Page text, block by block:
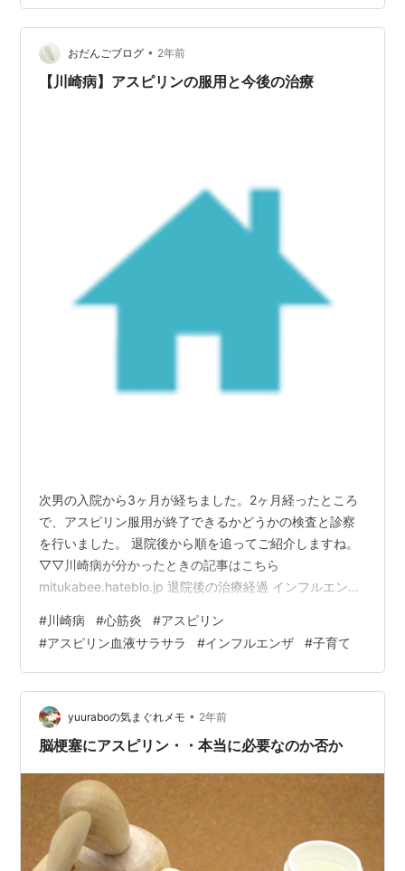
せ。 ３，下線部(2)におけるＥの生成反応名を答えよ。
４，Ｆの薬理作用を書…
おだんごブログ • 2年前
【川崎病】アスピリンの服用と今後の治療
次男の入院から3ヶ月が経ちました。2ヶ月経ったところ
で、アスピリン服用が終了できるかどうかの検査と診察
を行いました。 退院後から順を追ってご紹介しますね。
▽▽川崎病が分かったときの記事はこちら
mitukabee.hateblo.jp 退院後の治療経過 インフルエンザ
動制限あり アスピリンを止められるか検査する 川崎病と
の今後の付き合い方 〜まとめ〜 退院後の治療経過 12月
末 退院 アスピリンを服用（毎朝1錠） 1/4 診察 心臓のエ
コー、心電図、レントゲン 1月下旬 インフルエンザB型に
感染 アスピリンの服用をストップ インフルの治療を…
#川崎病 #心筋炎 #アスピリン
#アスピリン血液サラサラ #インフルエンザ #子育て
yuuraboの気まぐれメモ • 2年前
脳梗塞にアスピリン・・本当に必要なのか否か